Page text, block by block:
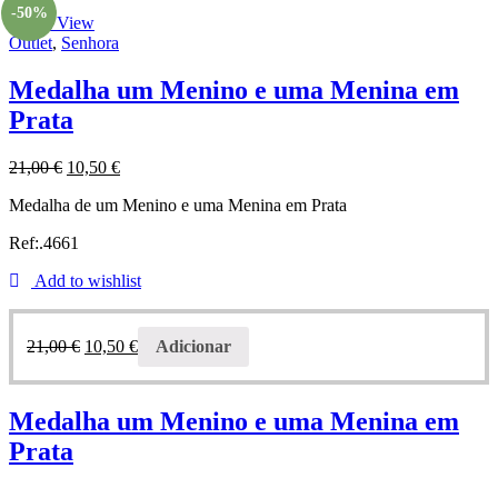
-50%
Quick View
Outlet, Senhora
Medalha um Menino e uma Menina em
Prata
21,00€ 10,50 €
Medalha de um Menino e uma Menina em Prata
Ref:.4661
Add to wishlist
21,00€ 10,50 € Adicionar
Medalha um Menino e uma Menina em
Prata